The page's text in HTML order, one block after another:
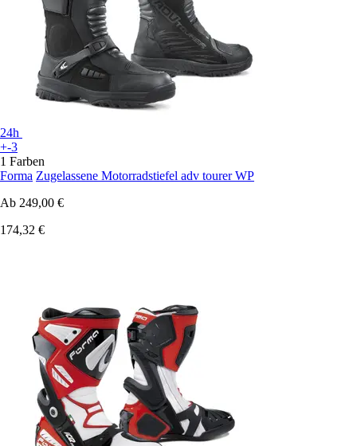
24h
+-3
1 Farben
Forma Zugelassene Motorradstiefel adv tourer WP
Ab 249,00 €
174,32 €